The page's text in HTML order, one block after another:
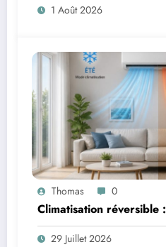
1 Août 2026
Thomas 0
Climatisation réversible
29 Juillet 2026